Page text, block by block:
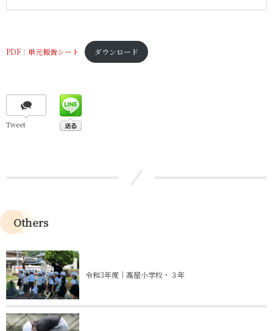
PDF：単元報告シート ダウンロード
Tweet
Others
令和3年度｜高屋小学校・３年